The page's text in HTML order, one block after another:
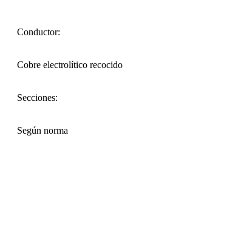
Conductor:
Cobre electrolítico recocido
Secciones:
Según norma